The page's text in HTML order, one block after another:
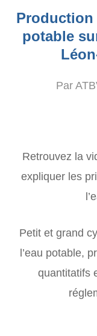
Production
potable
Par
Retrouvez la
expliquer les
Petit et grand
l’eau potable,
quantitatifs